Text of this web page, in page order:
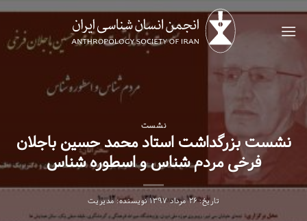
Skip
content
نشست
نشست بزرگداشت استاد محمد حسین باجلان
فرخی مردم شناس و اسطوره شناس
تاریخ:۲۶ مرداد ۱۳۹۷ نویسنده:مدیریت